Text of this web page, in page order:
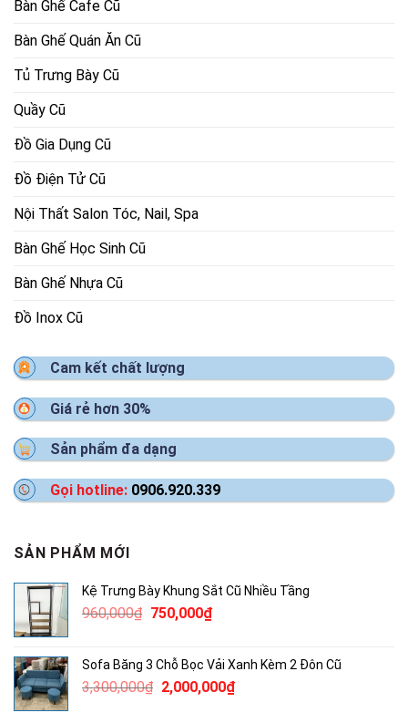
Bàn Ghế Cafe Cũ
Bàn Ghế Quán Ăn Cũ
Tủ Trưng Bày Cũ
Quầy Cũ
Đồ Gia Dụng Cũ
Đồ Điện Tử Cũ
Nội Thất Salon Tóc, Nail, Spa
Bàn Ghế Học Sinh Cũ
Bàn Ghế Nhựa Cũ
Đồ Inox Cũ
Cam kết chất lượng
Giá rẻ hơn 30%
Sản phẩm đa dạng
Gọi hotline: 0906.920.339
SẢN PHẨM MỚI
Kệ Trưng Bày Khung Sắt Cũ Nhiều Tầng
960,000₫ Giá
960,000₫.
750,000₫Giá
là:
750,000₫.
Sofa Băng 3 Chỗ Bọc Vải Xanh Kèm 2 Đôn Cũ
3,300,000₫ Giá
2,000,000₫Giá